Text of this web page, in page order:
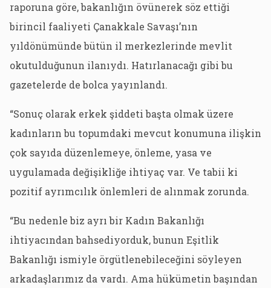
raporuna göre, bakanlığın övünerek söz ettiği
birincil faaliyeti Çanakkale Savaşı’nın
yıldönümünde bütün il merkezlerinde mevlit
okutulduğunun ilanıydı. Hatırlanacağı gibi bu
gazetelerde de bolca yayınlandı.
“Sonuç olarak erkek şiddeti başta olmak üzere
kadınların bu topumdaki mevcut konumuna ilişkin
çok sayıda düzenlemeye, önleme, yasa ve
uygulamada değişikliğe ihtiyaç var. Ve tabii ki
pozitif ayrımcılık önlemleri de alınmak zorunda.
“Bu nedenle biz ayrı bir Kadın Bakanlığı
ihtiyacından bahsediyorduk, bunun Eşitlik
Bakanlığı ismiyle örgütlenebileceğini söyleyen
arkadaşlarımız da vardı. Ama hükümetin başından